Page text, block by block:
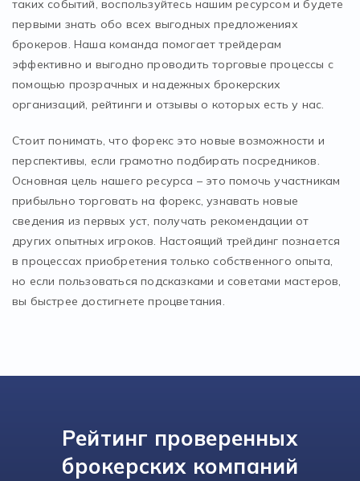
таких событий, воспользуйтесь нашим ресурсом и будете
первыми знать обо всех выгодных предложениях
брокеров. Наша команда помогает трейдерам
эффективно и выгодно проводить торговые процессы с
помощью прозрачных и надежных брокерских
организаций, рейтинги и отзывы о которых есть у нас.
Стоит понимать, что форекс это новые возможности и
перспективы, если грамотно подбирать посредников.
Основная цель нашего ресурса – это помочь участникам
прибыльно торговать на форекс, узнавать новые
сведения из первых уст, получать рекомендации от
других опытных игроков. Настоящий трейдинг познается
в процессах приобретения только собственного опыта,
но если пользоваться подсказками и советами мастеров,
вы быстрее достигнете процветания.
Рейтинг проверенных
брокерских компаний